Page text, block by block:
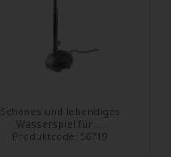
Schönes und lebendiges
Wasserspiel für ...
Produktcode: 56719